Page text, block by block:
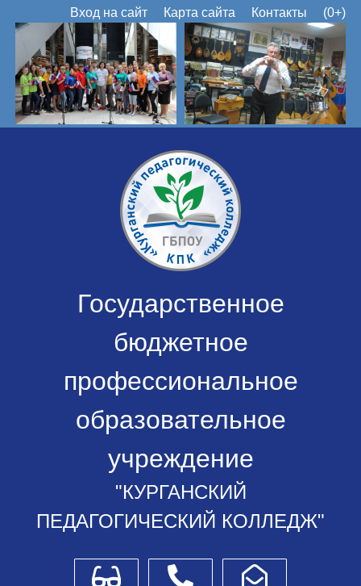
Вход на сайт Карта сайта Контакты (0+)
Государственное
бюджетное
профессиональное
образовательное
учреждение
"КУРГАНСКИЙ
ПЕДАГОГИЧЕСКИЙ КОЛЛЕДЖ"
Для слабовидящихТелефоныНаписать обращение